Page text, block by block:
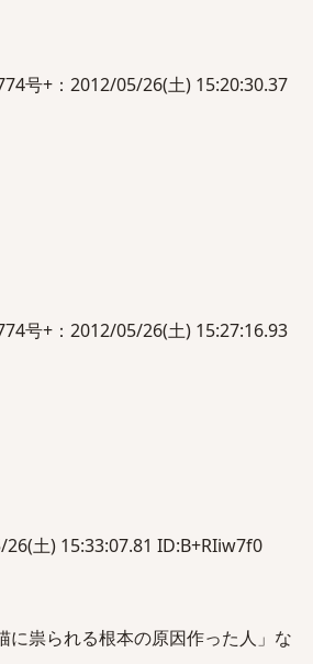
号+：2012/05/26(土) 15:20:30.37
号+：2012/05/26(土) 15:27:16.93
土) 15:33:07.81 ID:B+RIiw7f0
に祟られる根本の原因作った人」な